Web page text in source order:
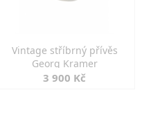
Vintage stříbrný přívěs
Georg Kramer
3 900 Kč